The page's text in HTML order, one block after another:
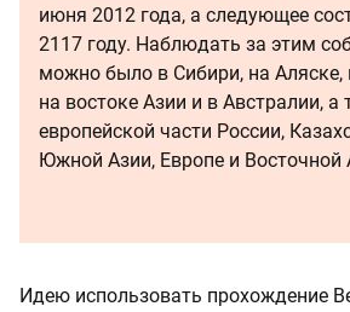
июня 2012 года, а следующее
2117 году. Наблюдать за этим
можно было в Сибири, на Аляске,
на востоке Азии и в Австралии, а
европейской части России,
Южной Азии, Европе и Восточной
Идею использовать прохождение